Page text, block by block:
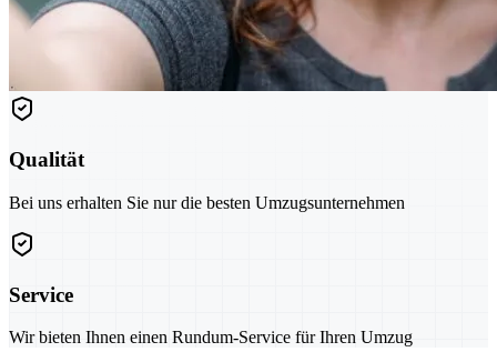
Qualität
Bei uns erhalten Sie nur die besten Umzugsunternehmen
Service
Wir bieten Ihnen einen Rundum-Service für Ihren Umzug